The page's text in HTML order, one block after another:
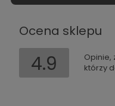
Ocena sklepu
4.9
Opinie,
którzy